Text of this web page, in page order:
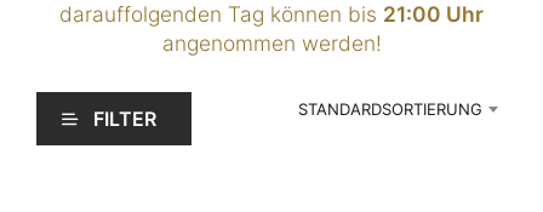
darauffolgenden Tag können bis 21:00 Uhr
angenommen werden!
FILTER STANDARDSORTIERUNG